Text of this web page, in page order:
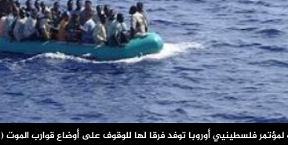
لمؤتمر فلسطينيي أوروبا توفد فرقا لها للوقوف على أوضاع قوارب الموت (2)